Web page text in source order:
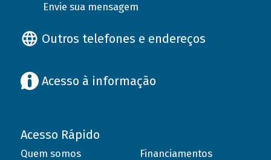
Envie sua mensagem
Outros telefones e endereços
Acesso à informação
Acesso Rápido
Quem somos
Financiamentos